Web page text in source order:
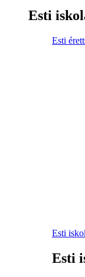
Esti
Esti
Esti
Esti